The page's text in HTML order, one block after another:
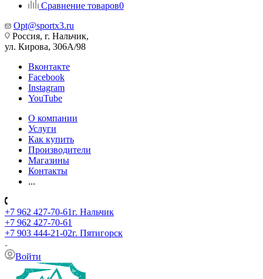
Сравнение товаров0
Opt@sportx3.ru
Россия, г. Нальчик,
ул. Кирова, 306А/98
Вконтакте
Facebook
Instagram
YouTube
О компании
Услуги
Как купить
Производители
Магазины
Контакты
...
+7 962 427-70-61г. Нальчик
+7 962 427-70-61
+7 903 444-21-02г. Пятигорск
Войти